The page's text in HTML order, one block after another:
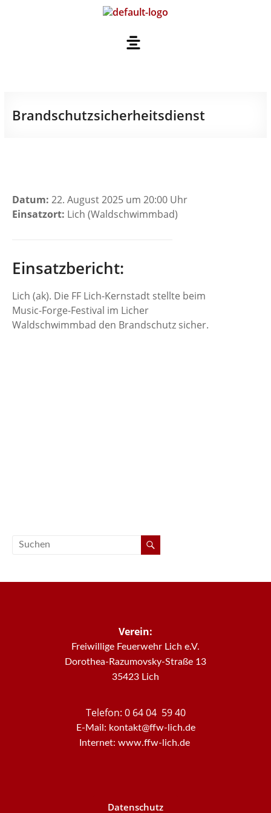
Brandschutzsicherheitsdienst
Datum: 22. August 2025 um 20:00 Uhr
Einsatzort: Lich (Waldschwimmbad)
Einsatzbericht:
Lich (ak). Die FF Lich-Kernstadt stellte beim
Music-Forge-Festival im Licher
Waldschwimmbad den Brandschutz sicher.
Verein:
Freiwillige Feuerwehr Lich e.V.
Dorothea-Razumovsky-Straße 13
35423 Lich
Telefon: 0 64 04 59 40
E-Mail: kontakt@ffw-lich.de
Internet: www.ffw-lich.de
Datenschutz